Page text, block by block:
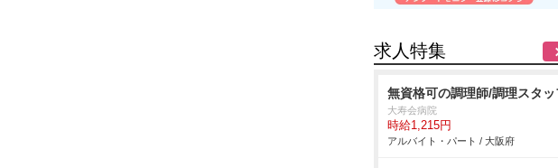
求人特集
無資格可の調理師/調理スタッ
大寿会病院
時給1,215円
アルバイト・パート / 大阪府